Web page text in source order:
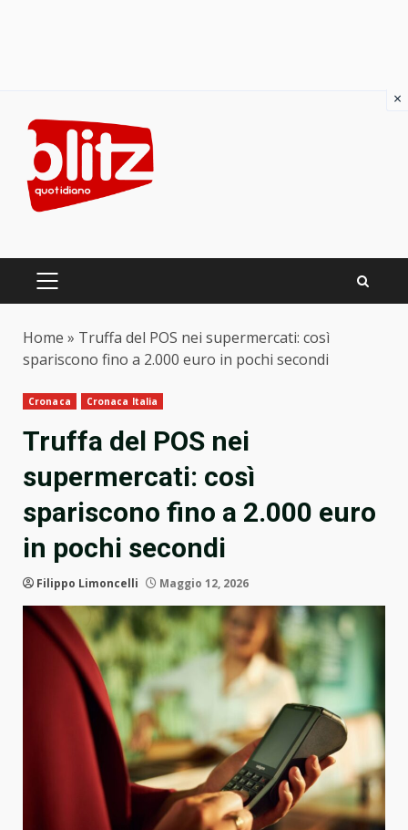
content
PRIMARY
Home » Truffa del POS nei supermercati: così
spariscono fino a 2.000 euro in pochi secondi
Cronaca Cronaca Italia
Truffa del POS nei
supermercati: così
spariscono fino a 2.000 euro
in pochi secondi
Filippo Limoncelli Maggio 12, 2026
×